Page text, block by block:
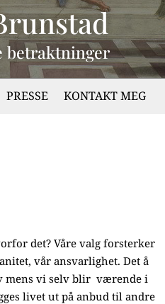
betraktninger
PRESSE KONTAKT MEG
det? Våre valg forsterker
vår ansvarlighet. Det å
mens vi selv blir værende i
livet ut på anbud til andre